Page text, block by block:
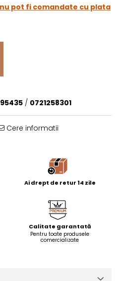
pot fi comandate cu plata
/ 0721258301
Cere informatii
Ai drept de retur 14 zile
Calitate garantată
Pentru toate produsele
comercializate